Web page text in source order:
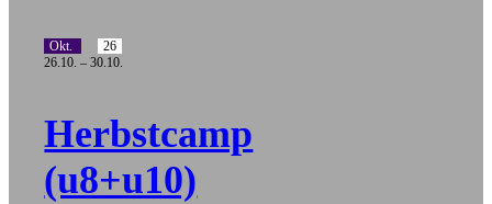
Okt.
26
26.10. –30.10.
Herbstcamp
(u8+u10)